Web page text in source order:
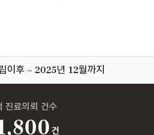
이후 ~ 2025년 12월까지
진료의뢰 건수
건